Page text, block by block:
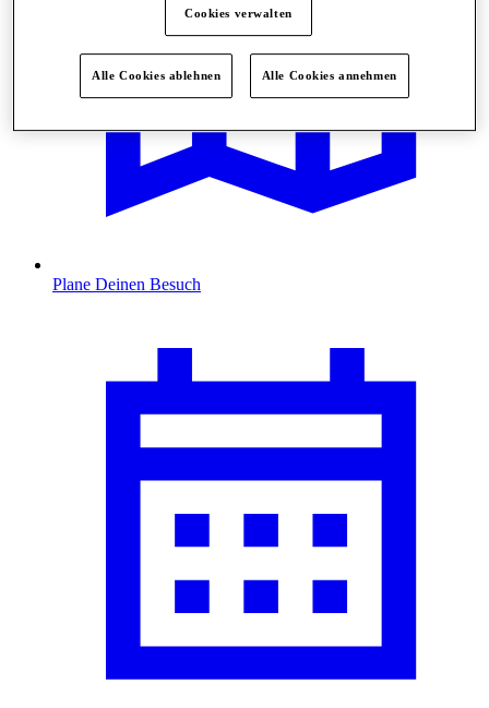
Plane Deinen Besuch
Cookies verwalten
Alle Cookies ablehnen Alle Cookies annehmen